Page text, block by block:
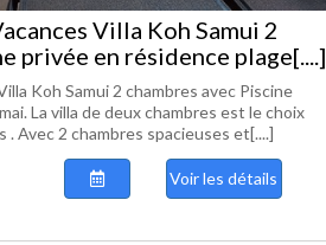
Villa Koh Samui 2
privée en résidence plage[....]
Koh Samui 2 chambres avec Piscine
La villa de deux chambres est le choix
Avec 2 chambres spacieuses et[....]
Voir les détails